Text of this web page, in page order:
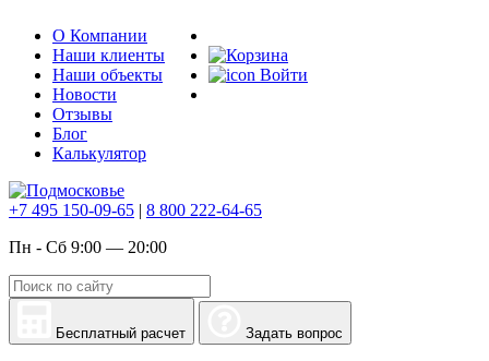
О Компании
Наши клиенты
Наши объекты
Новости
Отзывы
Блог
Калькулятор
Войти
+7 495 150-09-65 | 8 800 222-64-65
Пн - Сб 9:00 — 20:00
Бесплатный расчет Задать вопрос